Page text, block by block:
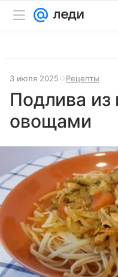
3 июля 2025 Рецепты
Подлива из
овощами